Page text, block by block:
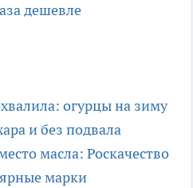
дешевле
огурцы на зиму
и без подвала
масла: Роскачество
марки